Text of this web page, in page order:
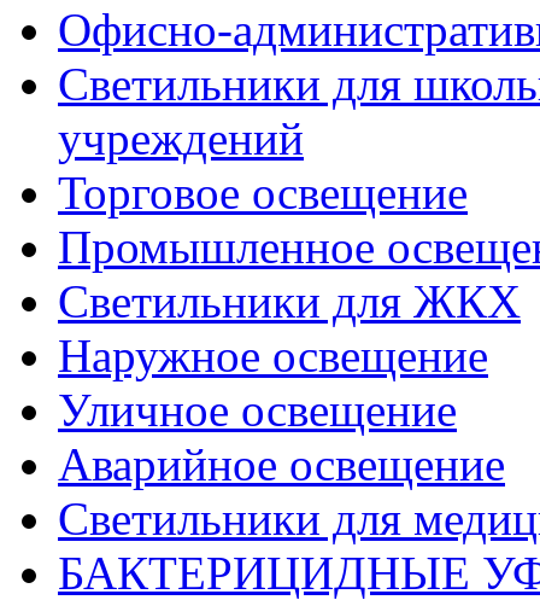
Офисно-
Светильники для
учреждений
Торговое освещение
Промышленное
Светильники для ЖКХ
Наружное освещение
Уличное освещение
Аварийное освещение
Светильники для
БАКТЕРИЦИДНЫЕ